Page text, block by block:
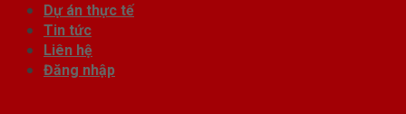
Dự án thực tế
Tin tức
Liên hệ
Đăng nhập